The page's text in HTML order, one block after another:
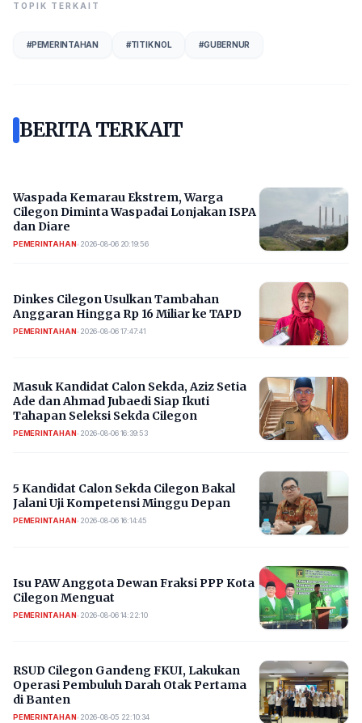
TOPIK TERKAIT
#PEMERINTAHAN #TITIK NOL #GUBERNUR
BERITA TERKAIT
Waspada Kemarau Ekstrem, Warga
Cilegon Diminta Waspadai Lonjakan ISPA
dan Diare
PEMERINTAHAN• 2026-08-06 20:19:56
Dinkes Cilegon Usulkan Tambahan
Anggaran Hingga Rp 16 Miliar ke TAPD
PEMERINTAHAN• 2026-08-06 17:47:41
Masuk Kandidat Calon Sekda, Aziz Setia
Ade dan Ahmad Jubaedi Siap Ikuti
Tahapan Seleksi Sekda Cilegon
PEMERINTAHAN• 2026-08-06 16:39:53
5 Kandidat Calon Sekda Cilegon Bakal
Jalani Uji Kompetensi Minggu Depan
PEMERINTAHAN• 2026-08-06 16:14:45
Isu PAW Anggota Dewan Fraksi PPP Kota
Cilegon Menguat
PEMERINTAHAN• 2026-08-06 14:22:10
RSUD Cilegon Gandeng FKUI, Lakukan
Operasi Pembuluh Darah Otak Pertama
di Banten
PEMERINTAHAN• 2026-08-05 22:10:34